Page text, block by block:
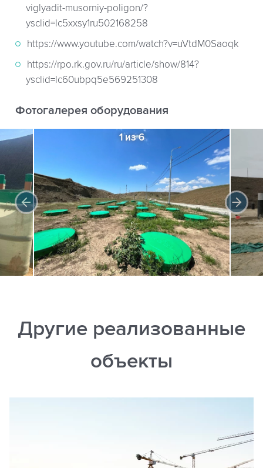
viglyadit-musorniy-poligon/?
ysclid=lc5xxsy1ru502168258
https://www.youtube.com/watch?v=uVtdM0Saoqk
https://rpo.rk.gov.ru/ru/article/show/814?
ysclid=lc60ubpq5e569251308
Фотогалерея оборудования
1 из 6
Другие реализованные
объекты